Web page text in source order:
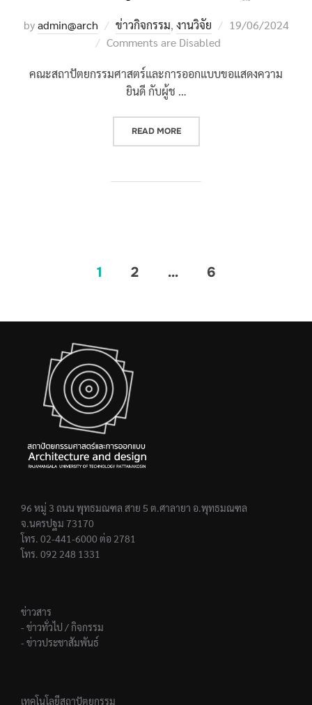
byadmin@arch ข่าวกิจกรรม, งานวิจัย
Posted
19/06/2024
Comments are Disabled
คณะสถาปัตยกรรมศาสตร์และการออกแบบขอแสดงความ
ยินดี กับผู้ช …
READ MORE“นวัตกรรมการออกแบบลวดลายแล
1 2 … 6
96 หมู่ 3 ถนน พุทธมณฑล สาย 5 ต.ศาลายา อ.พุทธมณฑล
จ.นครปฐม 73170
โทร. 02-441-6000 ต่อ 2781
โทร. 092 248 1331
ข่าวสาร
- ข่าวทั่วไป / กิจกรรม
- ข่าวประชาสัมพันธ์
เทคโนโลยีสถาปัตยกรรม